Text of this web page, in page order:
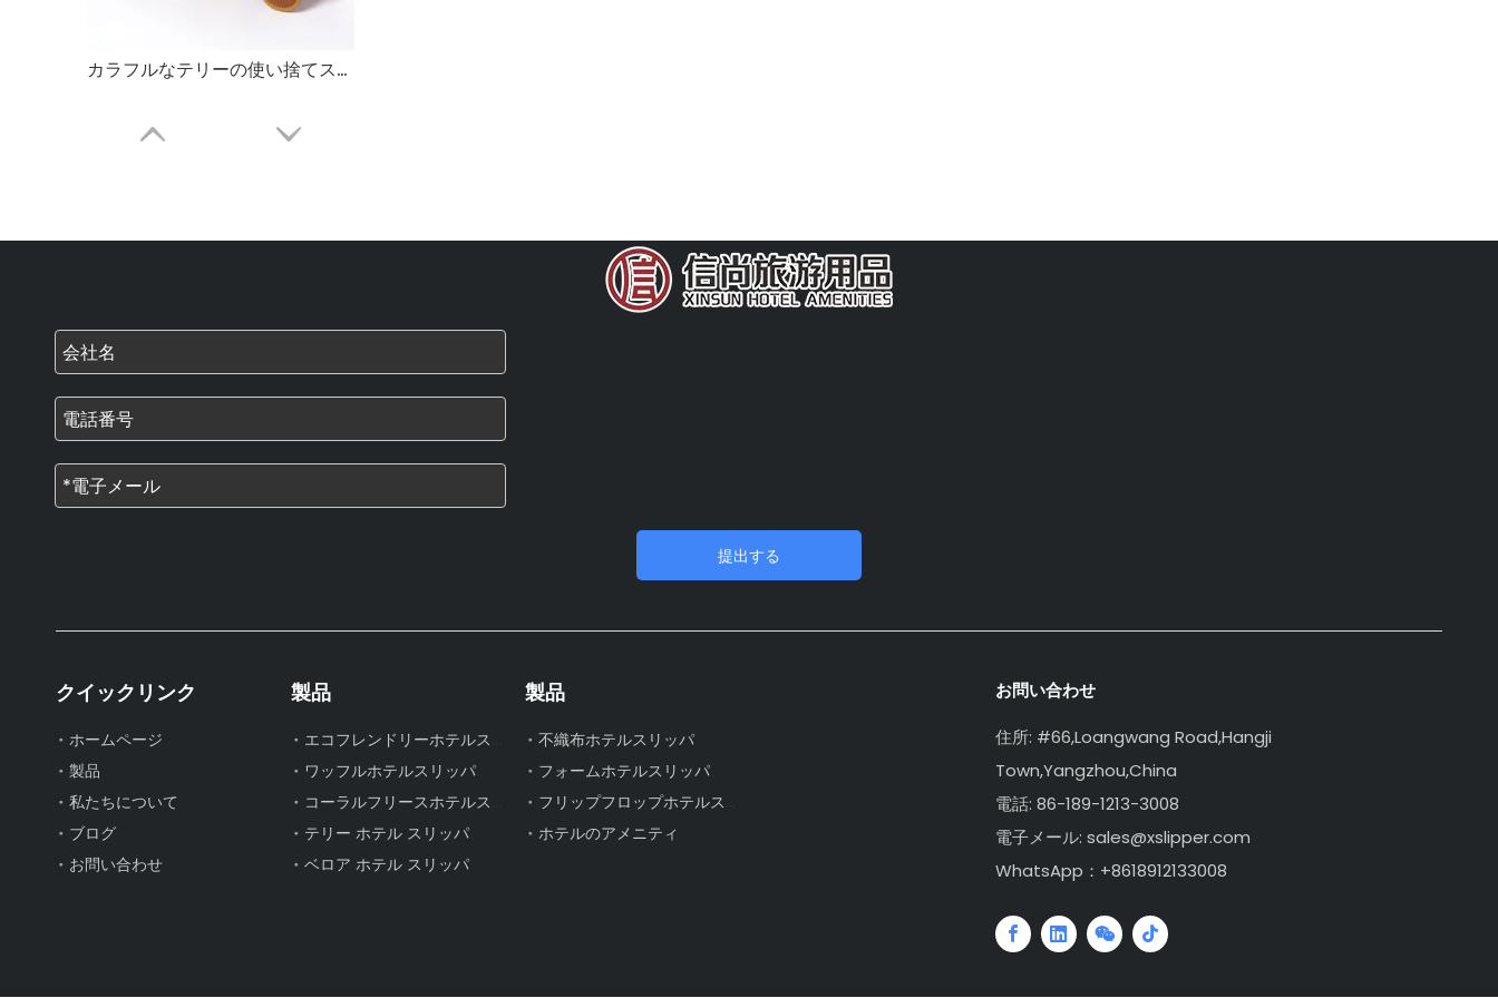
カラフルなテリーの使い捨てスパ スリッパ – ソフト ホテル ゲスト スリッパのバルク供給とカスタム メーカー
EVA 滑り止めソール付きソフトテリースパスリッパ – ホテルゲスト用スリッパのバルク供給およびカスタムメーカー
ロゴが刺繍された白いホテルのスリッパ – カスタムスパゲストスリッパのバルク供給と工場直送
提出する
クイックリンク
ホームページ
製品
私たちについて
ブログ
お問い合わせ
製品
ワッフルホテルスリッパ
テリー ホテル スリッパ
ベロア ホテル スリッパ
製品
不織布ホテルスリッパ
フォームホテルスリッパ
ホテルのアメニティ
お問い合わせ
住所: #66,Loangwang Road,Hangji
Town,Yangzhou,China
電話: 86-189-1213-3008
電子メール: sales@xslipper.com
WhatsApp：+8618912133008